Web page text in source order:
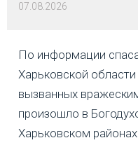
07.08.2026
По информации
Харьковской
вызванных
произошло в
Харьковском